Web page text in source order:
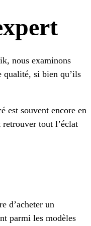
nous examinons
qualité, si bien qu’ils
est souvent encore en
tout l’éclat
d’acheter un
parmi les modèles